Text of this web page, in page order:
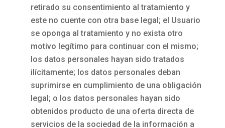
retirado su consentimiento al tratamiento y
este no cuente con otra base legal; el Usuario
se oponga al tratamiento y no exista otro
motivo legítimo para continuar con el mismo;
los datos personales hayan sido tratados
ilícitamente; los datos personales deban
suprimirse en cumplimiento de una obligación
legal; o los datos personales hayan sido
obtenidos producto de una oferta directa de
servicios de la sociedad de la información a